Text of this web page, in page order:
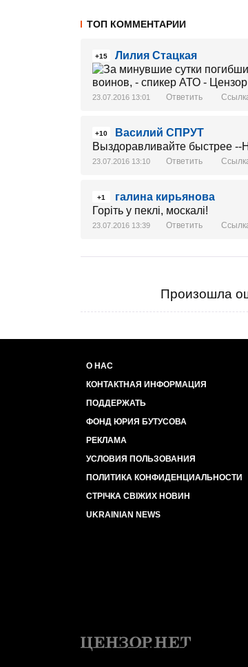
ТОП КОММЕНТАРИИ
+15 Лилия Стацкая
23.07.2016 13:01 Ответить
+10
Василий СПРУТ
Выздоравливайте быстрее --
23.07.2016 13:10 Ответить
+1
галина кирьянова
Горіть у пеклі, москалі!
23.07.2016 13:39 Ответить
Произошла
О НАС
КОНТАКТНАЯ ИНФОРМАЦИЯ
ПОДДЕРЖАТЬ
ФОНД ЮРИЯ БУТУСОВА
РЕКЛАМА
УСЛОВИЯ ПОЛЬЗОВАНИЯ
ПОЛИТИКА КОНФИДЕНЦИАЛЬНОСТИ
СТРІЧКА СВІЖИХ НОВИН
UKRAINIAN NEWS